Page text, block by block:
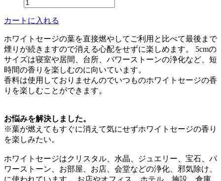
カートに入れる
ホワイトセージの葉を直接燃やしてご利用と比べて最後まで
煙りが続きますので消える心配をせずに楽しめます。 5cmの
サイズは寝室や居間、台所、パワーストーンの浄化など、短
時間の香りを楽しむのに向いています。
香料は使用しておりませんのでいつものホワイトセージの香
りを楽しむことができます。
お悩みを解決しました。
※葉が燃えてもすぐに消えて気にせずホワイトセージの香り
を楽しみたい。
ホワイトセージはクリスタル、水晶、ジュエリー、宝石、パ
ワーストーン、お部屋、お店、会堂などの浄化、邪気除け、